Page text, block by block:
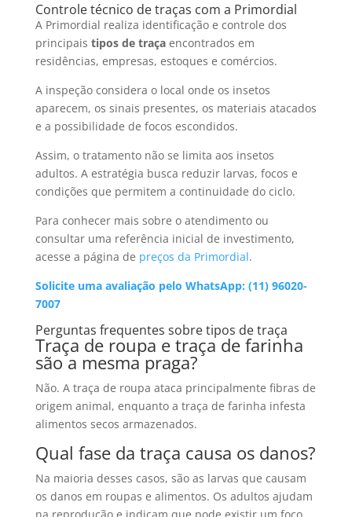
Controle técnico de traças com a Primordial
A Primordial realiza identificação e controle dos
principais tipos de traçaencontrados em
residências, empresas, estoques e comércios.
A inspeção considera o local onde os insetos
aparecem, os sinais presentes, os materiais atacados
e a possibilidade de focos escondidos.
Assim, o tratamento não se limita aos insetos
adultos. A estratégia busca reduzir larvas, focos e
condições que permitem a continuidade do ciclo.
Para conhecer mais sobre o atendimento ou
consultar uma referência inicial de investimento,
acesse a página de preços da Primordial.
Solicite uma avaliação pelo WhatsApp: (11) 96020-
7007
Perguntas frequentes sobre tipos de traça
Traça de roupa e traça de farinha
são a mesma praga?
Não. A traça de roupa ataca principalmente fibras de
origem animal, enquanto a traça de farinha infesta
alimentos secos armazenados.
Qual fase da traça causa os danos?
Na maioria desses casos, são as larvas que causam
os danos em roupas e alimentos. Os adultos ajudam